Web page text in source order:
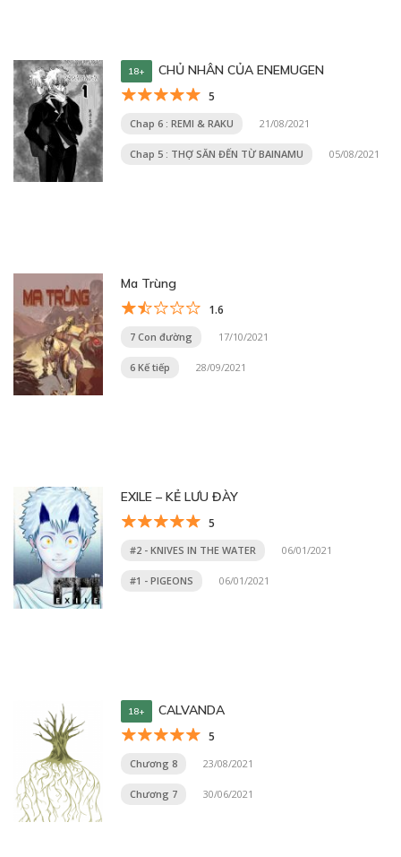
18+ CHỦ NHÂN CỦA ENEMUGEN
5
Chap 6 : REMI & RAKU 21/08/2021
Chap 5 : THỢ SĂN ĐẾN TỪ BAINAMU 05/08/2021
Ma Trùng
1.6
7 Con đường 17/10/2021
6 Kế tiếp 28/09/2021
EXILE – KẺ LƯU ĐÀY
5
#2 - KNIVES IN THE WATER 06/01/2021
#1 - PIGEONS 06/01/2021
18+ CALVANDA
5
Chương 8 23/08/2021
Chương 7 30/06/2021